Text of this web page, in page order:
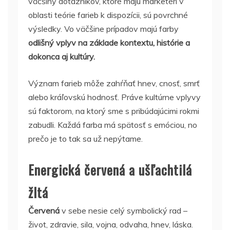
oblasti teórie farieb k dispozícii, sú povrchné
výsledky. Vo väčšine prípadov majú farby
odlišný vplyv na základe kontextu, histórie a
dokonca aj kultúry.
Význam farieb môže zahŕňať hnev, cnosť, smrť
alebo kráľovskú hodnosť. Práve kultúrne vplyvy
sú faktorom, na ktorý sme s pribúdajúcimi rokmi
zabudli. Každá farba má spätosť s emóciou, no
prečo je to tak sa už nepýtame.
Energická červená a ušľachtilá
žltá
Červená v sebe nesie celý symbolický rad –
život, zdravie, sila, vojna, odvaha, hnev, láska.